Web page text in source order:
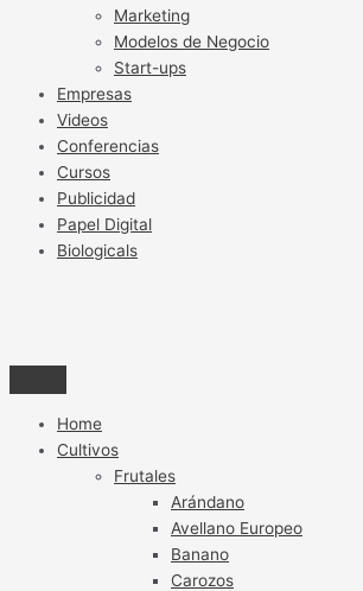
Marketing
Modelos de Negocio
Start-ups
Empresas
Videos
Conferencias
Cursos
Publicidad
Papel Digital
Biologicals
Home
Cultivos
Frutales
Arándano
Avellano Europeo
Banano
Carozos